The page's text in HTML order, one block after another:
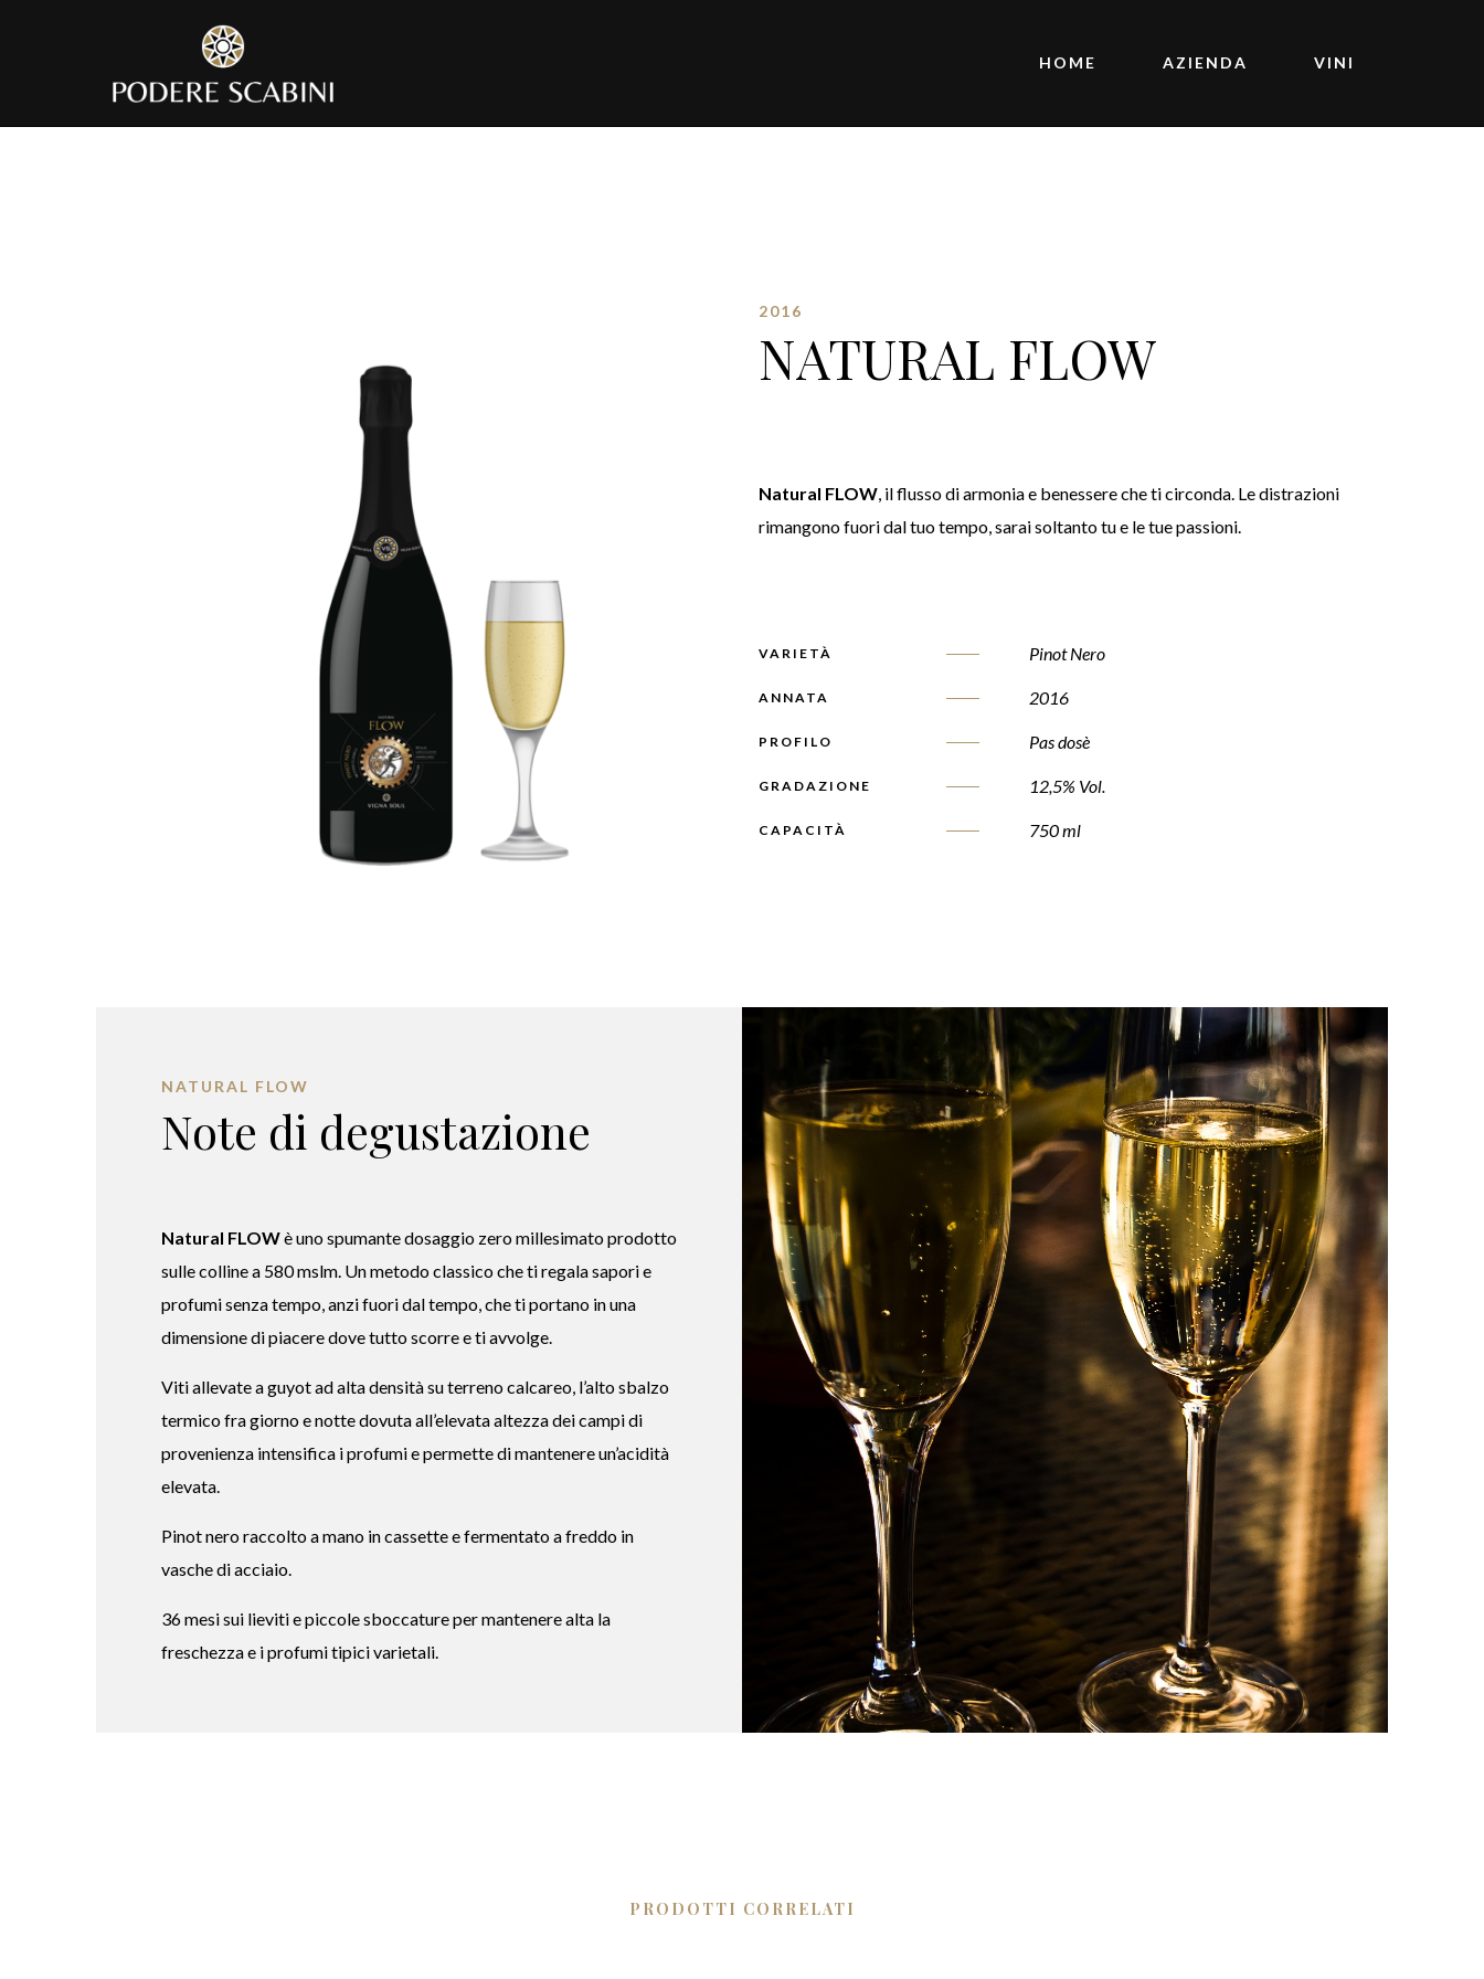
HOME AZIENDA VINI
2016
NATURAL FLOW
Natural FLOW, il flusso di armonia e benessere che ti circonda. Le distrazioni
rimangono fuori dal tuo tempo, sarai soltanto tu e le tue passioni.
VARIETÀ Pinot Nero
ANNATA 2016
PROFILO Pas dosè
GRADAZIONE 12,5% Vol.
CAPACITÀ 750 ml
NATURAL FLOW
Note di degustazione
Natural FLOWè uno spumante dosaggio zero millesimato prodotto
sulle colline a 580 mslm. Un metodo classico che ti regala sapori e
profumi senza tempo, anzi fuori dal tempo, che ti portano in una
dimensione di piacere dove tutto scorre e ti avvolge.
Viti allevate a guyot ad alta densità su terreno calcareo, l’alto sbalzo
termico fra giorno e notte dovuta all’elevata altezza dei campi di
provenienza intensifica i profumi e permette di mantenere un’acidità
elevata.
Pinot nero raccolto a mano in cassette e fermentato a freddo in
vasche di acciaio.
36 mesi sui lieviti e piccole sboccature per mantenere alta la
freschezza e i profumi tipici varietali.
PRODOTTI CORRELATI